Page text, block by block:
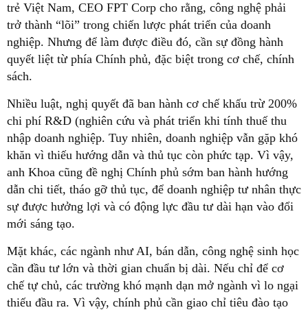
trẻ Việt Nam, CEO FPT Corp cho rằng, công nghệ phải
trở thành “lõi” trong chiến lược phát triển của doanh
nghiệp. Nhưng để làm được điều đó, cần sự đồng hành
quyết liệt từ phía Chính phủ, đặc biệt trong cơ chế, chính
sách.
Nhiều luật, nghị quyết đã ban hành cơ chế khấu trừ 200%
chi phí R&D (nghiên cứu và phát triển khi tính thuế thu
nhập doanh nghiệp. Tuy nhiên, doanh nghiệp vẫn gặp khó
khăn vì thiếu hướng dẫn và thủ tục còn phức tạp. Vì vậy,
anh Khoa cũng đề nghị Chính phủ sớm ban hành hướng
dẫn chi tiết, tháo gỡ thủ tục, để doanh nghiệp tư nhân thực
sự được hưởng lợi và có động lực đầu tư dài hạn vào đổi
mới sáng tạo.
Mặt khác, các ngành như AI, bán dẫn, công nghệ sinh học
cần đầu tư lớn và thời gian chuẩn bị dài. Nếu chỉ để cơ
chế tự chủ, các trường khó mạnh dạn mở ngành vì lo ngại
thiếu đầu ra. Vì vậy, chính phủ cần giao chỉ tiêu đào tạo